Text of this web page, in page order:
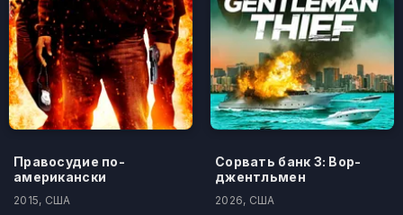
Правосудие по-
американски
2015, США
Сорвать банк 3: Вор-
джентльмен
2026, США